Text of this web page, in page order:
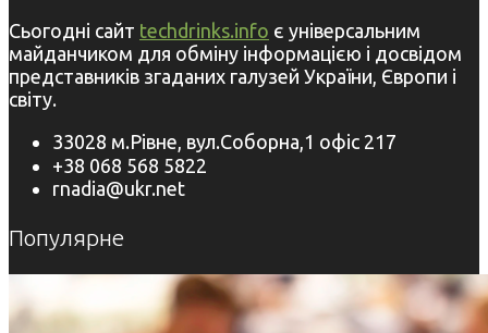
Сьогодні сайт techdrinks.info є універсальним
майданчиком для обміну інформацією і досвідом
представників згаданих галузей України, Європи і
світу.
33028 м.Рівне, вул.Соборна,1 офіс 217
+38 068 568 5822
rnadia@ukr.net
Популярне